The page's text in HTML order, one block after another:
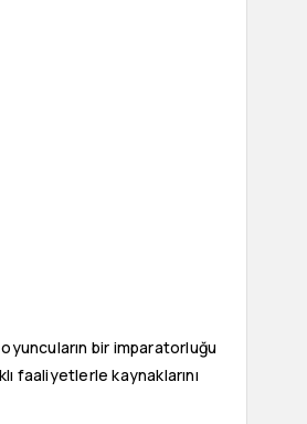
bir imparatorluğu
faaliyetlerle kaynaklarını